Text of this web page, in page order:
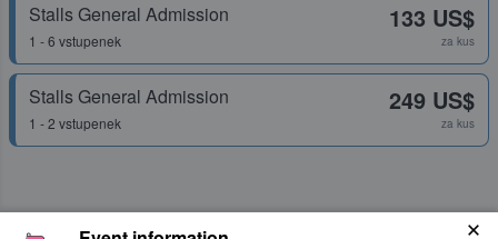
Stalls General Admission
1 - 6 vstupenek
133 US$
za kus
Stalls General Admission
1 - 2 vstupenek
249 US$
za kus